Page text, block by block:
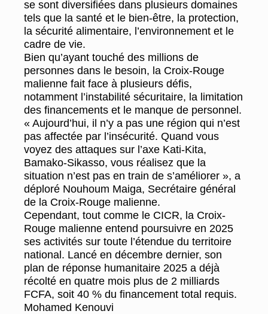
se sont diversifiées dans plusieurs domaines
tels que la santé et le bien-être, la protection,
la sécurité alimentaire, l’environnement et le
cadre de vie.
Bien qu’ayant touché des millions de
personnes dans le besoin, la Croix-Rouge
malienne fait face à plusieurs défis,
notamment l’instabilité sécuritaire, la limitation
des financements et le manque de personnel.
« Aujourd’hui, il n’y a pas une région qui n’est
pas affectée par l’insécurité. Quand vous
voyez des attaques sur l’axe Kati-Kita,
Bamako-Sikasso, vous réalisez que la
situation n’est pas en train de s’améliorer », a
déploré Nouhoum Maiga, Secrétaire général
de la Croix-Rouge malienne.
Cependant, tout comme le CICR, la Croix-
Rouge malienne entend poursuivre en 2025
ses activités sur toute l’étendue du territoire
national. Lancé en décembre dernier, son
plan de réponse humanitaire 2025 a déjà
récolté en quatre mois plus de 2 milliards
FCFA, soit 40 % du financement total requis.
Mohamed Kenouvi